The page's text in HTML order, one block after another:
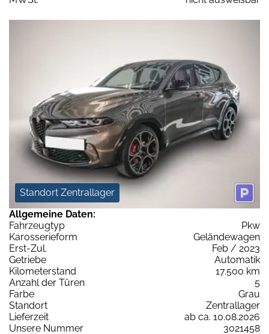
Standort Zentrallager
Allgemeine Daten:
Fahrzeugtyp
Pkw
Karosserieform
Geländewagen
Erst-Zul.
Feb / 2023
Getriebe
Automatik
Kilometerstand
17.500 km
Anzahl der Türen
5
Farbe
Grau
Standort
Zentrallager
Lieferzeit
ab ca. 10.08.2026
Unsere Nummer
3021458